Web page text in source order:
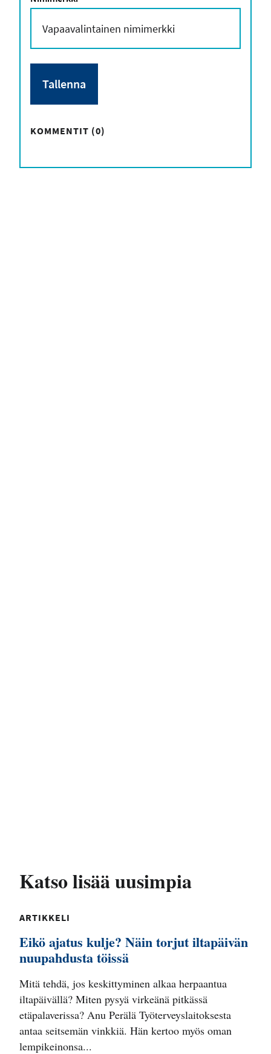
KOMMENTIT (0)
Katso lisää uusimpia
ARTIKKELI
Eikö ajatus kulje? Näin torjut iltapäivän
nuupahdusta töissä
Mitä tehdä, jos keskittyminen alkaa herpaantua
iltapäivällä? Miten pysyä virkeänä pitkässä
etäpalaverissa? Anu Perälä Työterveyslaitoksesta
antaa seitsemän vinkkiä. Hän kertoo myös oman
lempikeinonsa...